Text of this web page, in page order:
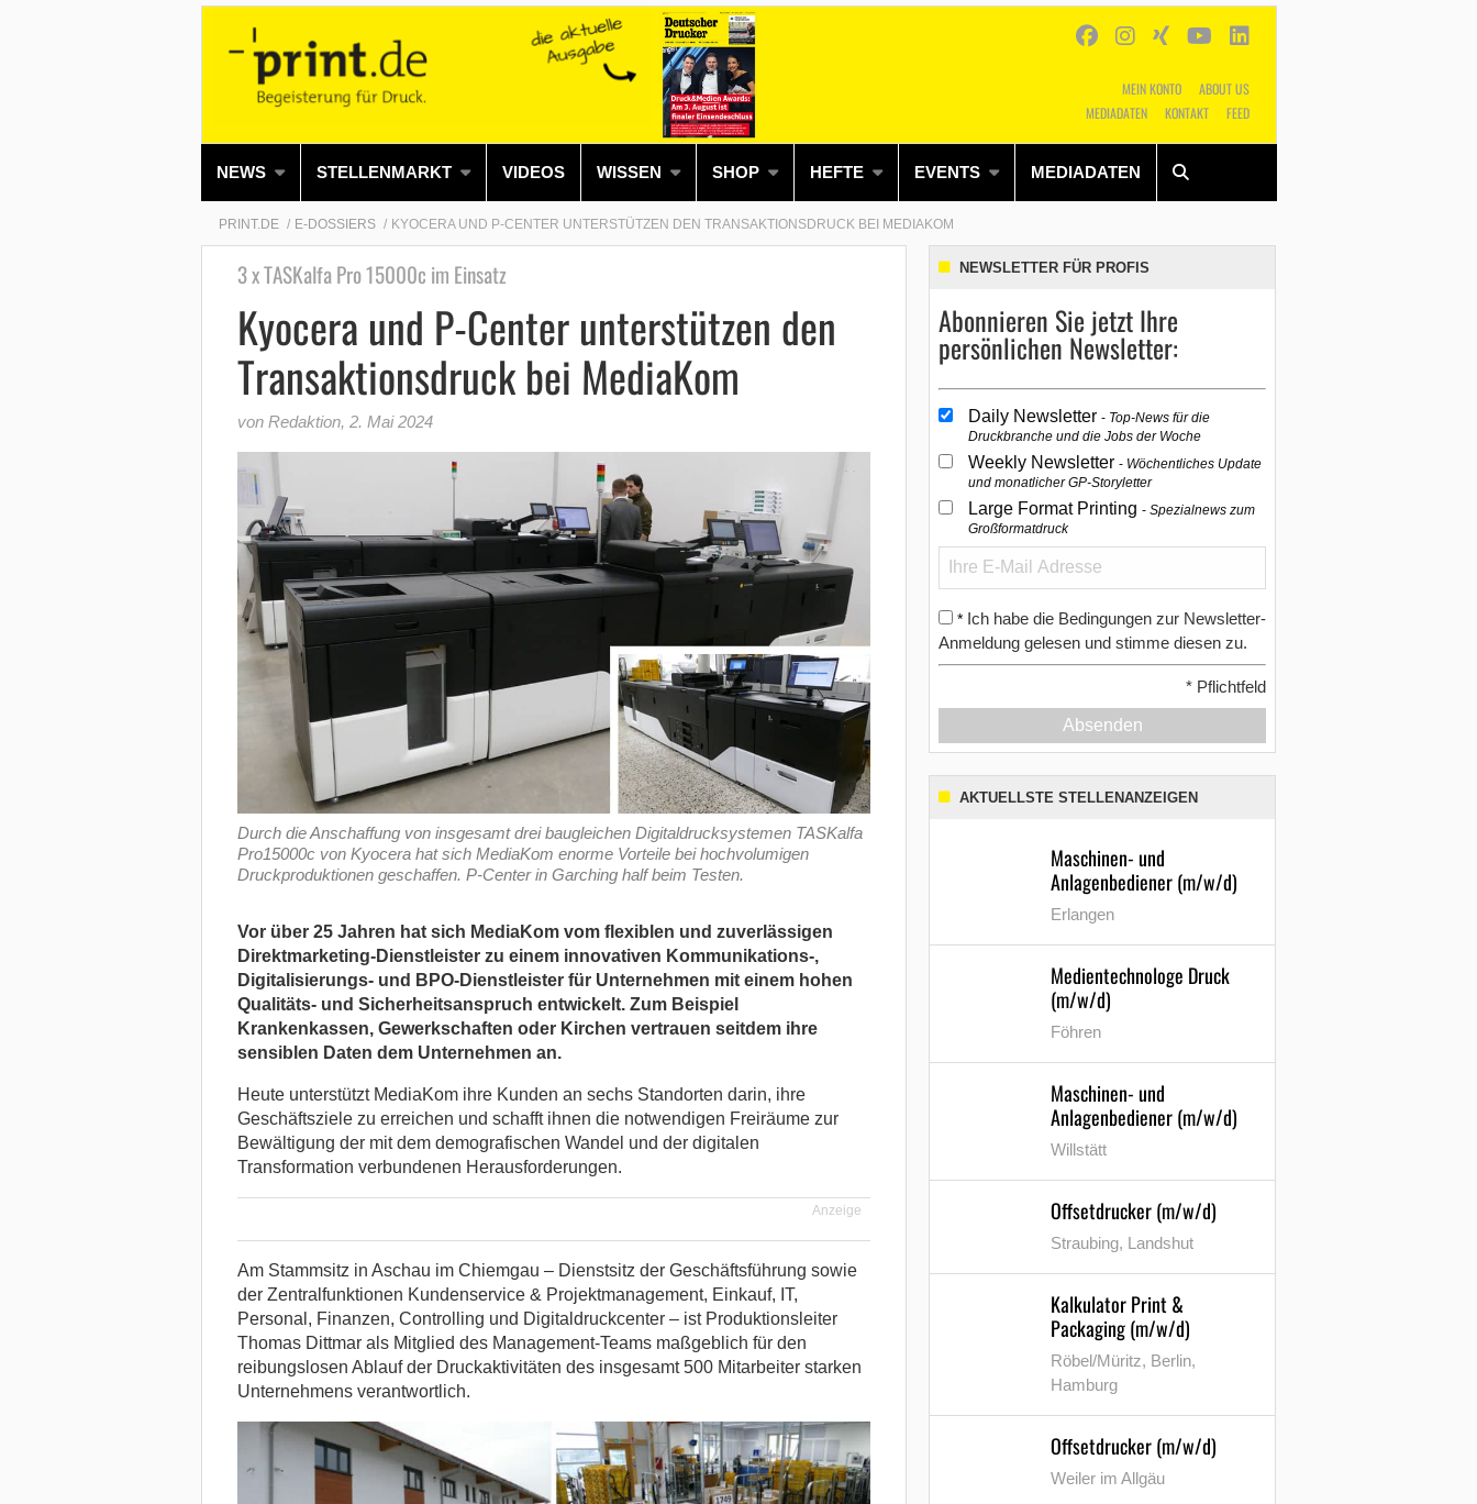
MEIN KONTO
ABOUT US
MEDIADATEN
KONTAKT FEED
NEWS STELLENMARKT VIDEOS WISSEN SHOP HEFTE EVENTS MEDIADATEN
Alles Shop SUCHEN
PRINT.DE E-DOSSIERS KYOCERA UND P-CENTER UNTERSTÜTZEN DEN TRANSAKTIONSDRUCK BEI MEDIAKOM
3 x TASKalfa Pro 15000c im Einsatz
Kyocera und P-Center unterstützen den
Transaktionsdruck bei MediaKom
von Redaktion, 2. Mai 2024
Durch die Anschaffung von insgesamt drei baugleichen Digitaldrucksystemen TASKalfa
Pro15000c von Kyocera hat sich MediaKom enorme Vorteile bei hochvolumigen
Druckproduktionen geschaffen. P-Center in Garching half beim Testen.
Vor über 25 Jahren hat sich MediaKom vom flexiblen und zuverlässigen
Direktmarketing-Dienstleister zu einem innovativen Kommunikations-,
Digitalisierungs- und BPO-Dienstleister für Unternehmen mit einem hohen
Qualitäts- und Sicherheitsanspruch entwickelt. Zum Beispiel
Krankenkassen, Gewerkschaften oder Kirchen vertrauen seitdem ihre
sensiblen Daten dem Unternehmen an.
Heute unterstützt MediaKom ihre Kunden an sechs Standorten darin, ihre
Geschäftsziele zu erreichen und schafft ihnen die notwendigen Freiräume zur
Bewältigung der mit dem demografischen Wandel und der digitalen
Transformation verbundenen Herausforderungen.
Anzeige
Am Stammsitz in Aschau im Chiemgau – Dienstsitz der Geschäftsführung sowie
der Zentralfunktionen Kundenservice & Projektmanagement, Einkauf, IT,
Personal, Finanzen, Controlling und Digitaldruckcenter – ist Produktionsleiter
Thomas Dittmar als Mitglied des Management-Teams maßgeblich für den
reibungslosen Ablauf der Druckaktivitäten des insgesamt 500 Mitarbeiter starken
Unternehmens verantwortlich.
NEWSLETTER FÜR PROFIS
Abonnieren Sie jetzt Ihre
persönlichen Newsletter:
Daily Newsletter Top-News für die
Druckbranche und die Jobs der Woche
Weekly Newsletter Wöchentliches Update
und monatlicher GP-Storyletter
Large Format Printing Spezialnews zum
Großformatdruck
* Ich habe die Bedingungen zur Newsletter-
Anmeldung gelesen und stimme diesen zu.
* Pflichtfeld
Absenden
AKTUELLSTE STELLENANZEIGEN
Maschinen- und
Anlagenbediener (m/w/d)
Erlangen
Medientechnologe Druck
(m/w/d)
Föhren
Maschinen- und
Anlagenbediener (m/w/d)
Willstätt
Offsetdrucker (m/w/d)
Straubing, Landshut
Kalkulator Print &
Packaging (m/w/d)
Röbel/Müritz, Berlin,
Hamburg
Offsetdrucker (m/w/d)
Weiler im Allgäu